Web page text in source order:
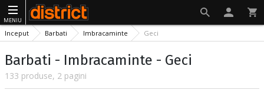
MENIU
Inceput Barbati Imbracaminte Geci
Barbati - Imbracaminte - Geci
133 produse, 2 pagini